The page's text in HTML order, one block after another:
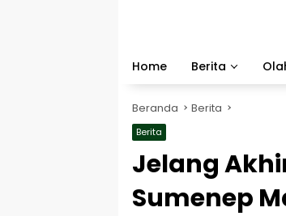
Home
Berita
Beranda Berita
Berita
Jelang
Sumenep